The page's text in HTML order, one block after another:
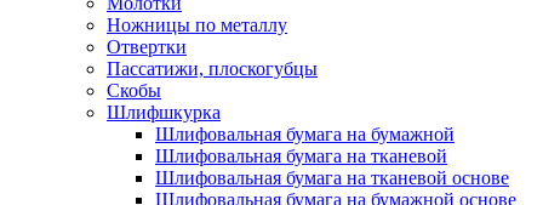
Ножницы по металлу
Отвертки
Пассатижи, плоскогубцы
Скобы
Шлифшкурка
Шлифовальная бумага на бумажной
Шлифовальная бумага на тканевой
Шлифовальная бумага на тканевой основе
Шлифовальная бумага на бумажной основе